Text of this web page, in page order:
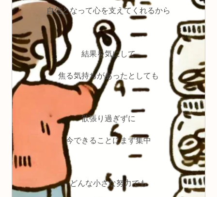
自信となって心を支えてくれるから
結果を気にして
焦る気持ちがあったとしても
欲張り過ぎずに
今できることにまず集中
どんな小さな努力でも